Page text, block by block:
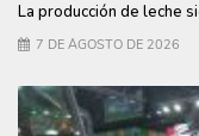
La producción de leche
7 DE AGOSTO DE 2026